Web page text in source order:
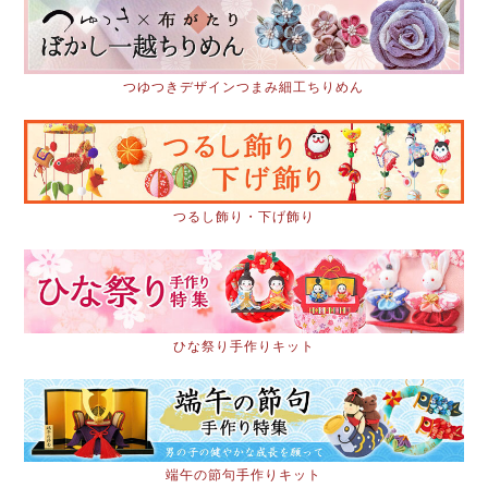
つゆつきデザインつまみ細工ちりめん
つるし飾り・下げ飾り
ひな祭り手作りキット
端午の節句手作りキット